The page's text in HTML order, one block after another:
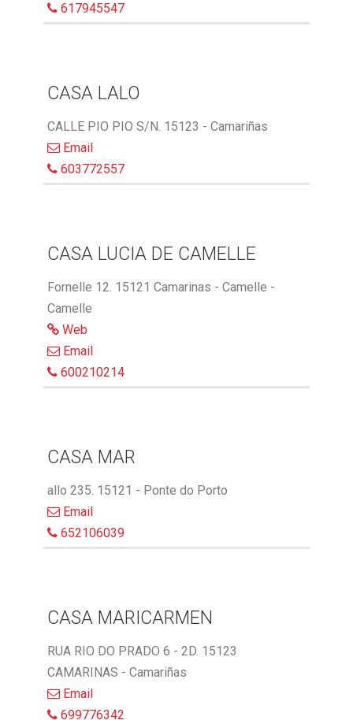
617945547
CASA LALO
CALLE PIO PIO S/N. 15123 - Camariñas
Email
603772557
CASA LUCIA DE CAMELLE
Fornelle 12. 15121 Camarinas - Camelle -
Camelle
Web
Email
600210214
CASA MAR
allo 235. 15121 - Ponte do Porto
Email
652106039
CASA MARICARMEN
RUA RIO DO PRADO 6 - 2D. 15123
CAMARINAS - Camariñas
Email
699776342